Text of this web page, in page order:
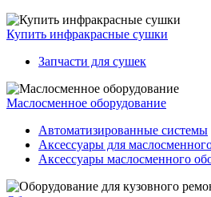
Купить инфракрасные сушки
Запчасти для сушек
Маслосменное оборудование
Автоматизированные системы
Аксессуары для
Аксессуары маслосменного